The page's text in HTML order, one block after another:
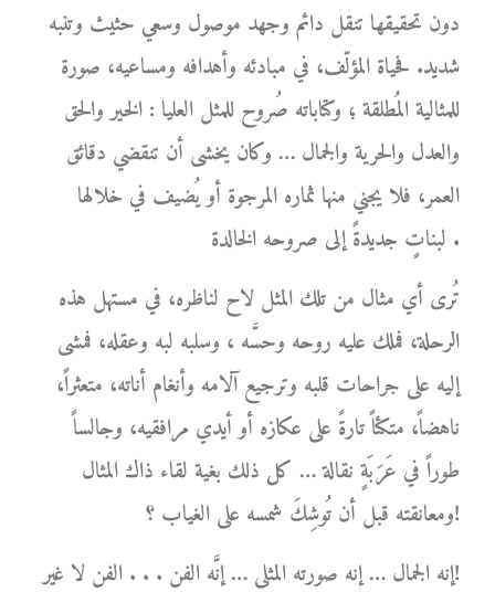
دون تحقيقها تنقل دائم وجهد موصول وسعي حثيث وتنبه
شديد. فحياة المؤلّف، في مبادئه وأهدافه ومساعيه، صورة
للمثالية المُطلقة ؛ وكتاباته صُروح للمثل العليا : الخير والحق
والعدل والحرية والجمال … وكان يخشى أن تنقضي دقائق
العمر، فلا يجني منها ثماره المرجوة أو يُضيف في خلالها
لبناتٍ جديدةً إلى صروحه الخالدة .
تُرى أي مثال من تلك المثل لاح لناظره، في مستهل هذه
الرحلة، فملك عليه روحه وحسَّه ، وسلبه لبه وعقله، فمشى
إليه على جراحات قلبه وترجيع آلامه وأنغام أناته، متعثراً،
ناهضاً، متكئاً تارةً على عكازه أو أيدي مرافقيه، وجالساً
طوراً في عَرَبَةٍ نقالة … كل ذلك بغية لقاء ذاك المثال
ومعانقته قبل أن تُوشِكَ شمسه على الغياب ؟!
إنه الجمال … إنه صورته المثلى … إنَّه الفن . . . الفن لا غير!